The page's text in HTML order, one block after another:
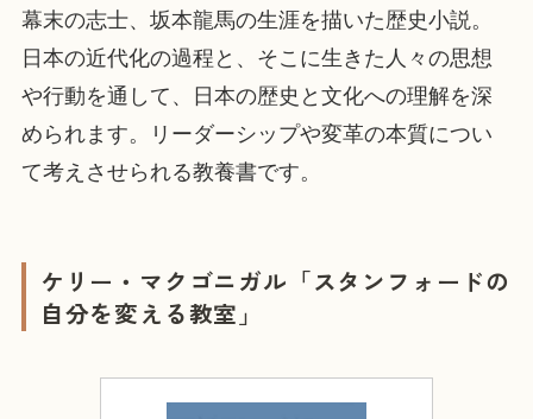
幕末の志士、坂本龍馬の生涯を描いた歴史小説。
日本の近代化の過程と、そこに生きた人々の思想
や行動を通して、日本の歴史と文化への理解を深
められます。リーダーシップや変革の本質につい
て考えさせられる教養書です。
ケリー・マクゴニガル「スタンフォードの
自分を変える教室」